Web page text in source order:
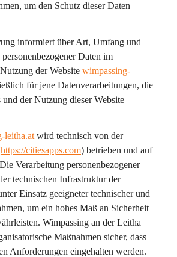
um den Schutz dieser Daten
informiert über Art, Umfang und
Daten im
der Website wimpassing-
für jene Datenverarbeitungen, die
der Nutzung dieser Website
leitha.at wird technisch von der
https://citiesapps.com) betrieben und auf
Verarbeitung personenbezogener
technischen Infrastruktur der
Einsatz geeigneter technischer und
um ein hohes Maß an Sicherheit
Wimpassing an der Leitha
Maßnahmen sicher, dass
Anforderungen eingehalten werden.